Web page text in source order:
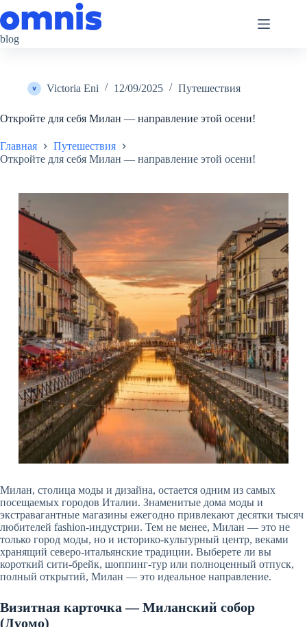
к
сути
blog
Victoria Eni 12/09/2025 Путешествия
Откройте для себя Милан — направление этой осени!
Главная
Путешествия
Откройте для себя Милан — направление этой осени!
Милан, столица моды и дизайна, остается одним из самых
посещаемых городов Италии. Знаменитые дома моды и
экстравагантные магазины ежегодно привлекают десятки тысяч
любителей fashion-индустрии. Тем не менее, Милан — это не
только город моды, но и историко-культурный центр, веками
хранящий северо-итальянские традиции. Выберете ли вы
короткий сити-брейк, шоппинг-тур или полноценный отпуск,
полный открытий, Милан — это идеальное направление.
Визитная карточка — Миланский собор
(Дуомо)